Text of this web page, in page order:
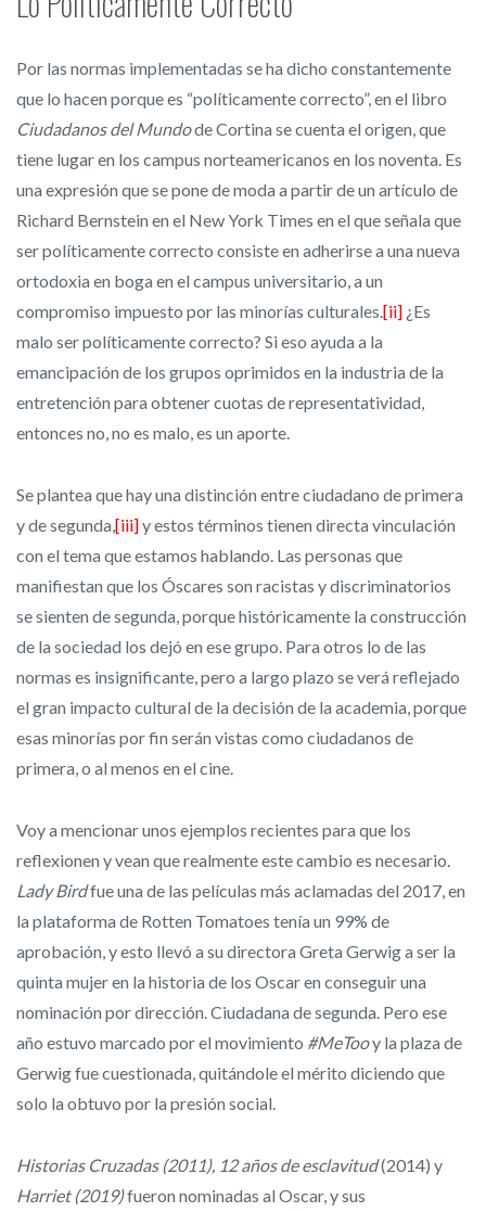
Por las normas implementadas se ha dicho constantemente
que lo hacen porque es “políticamente correcto”, en el libro
Ciudadanos del Mundode Cortina se cuenta el origen, que
tiene lugar en los campus norteamericanos en los noventa. Es
una expresión que se pone de moda a partir de un artículo de
Richard Bernstein en el New York Times en el que señala que
ser políticamente correcto consiste en adherirse a una nueva
ortodoxia en boga en el campus universitario, a un
compromiso impuesto por las minorías culturales.[ii] ¿Es
malo ser políticamente correcto? Si eso ayuda a la
emancipación de los grupos oprimidos en la industria de la
entretención para obtener cuotas de representatividad,
entonces no, no es malo, es un aporte.
Se plantea que hay una distinción entre ciudadano de primera
y de segunda,[iii]y estos términos tienen directa vinculación
con el tema que estamos hablando. Las personas que
manifiestan que los Óscares son racistas y discriminatorios
se sienten de segunda, porque históricamente la construcción
de la sociedad los dejó en ese grupo. Para otros lo de las
normas es insignificante, pero a largo plazo se verá reflejado
el gran impacto cultural de la decisión de la academia, porque
esas minorías por fin serán vistas como ciudadanos de
primera, o al menos en el cine.
Voy a mencionar unos ejemplos recientes para que los
reflexionen y vean que realmente este cambio es necesario.
Lady Birdfue una de las películas más aclamadas del 2017, en
la plataforma de Rotten Tomatoes tenía un 99% de
aprobación, y esto llevó a su directora Greta Gerwig a ser la
quinta mujer en la historia de los Oscar en conseguir una
nominación por dirección. Ciudadana de segunda. Pero ese
año estuvo marcado por el movimiento #MeTooy la plaza de
Gerwig fue cuestionada, quitándole el mérito diciendo que
solo la obtuvo por la presión social.
Historias Cruzadas (2011), 12 años de esclavitud(2014) y
Harriet (2019)fueron nominadas al Oscar, y sus